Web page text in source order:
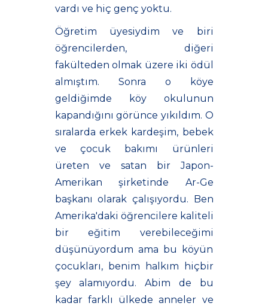
vardı ve hiç genç yoktu.
Öğretim üyesiydim ve biri
öğrencilerden, diğeri
fakülteden olmak üzere iki ödül
almıştım. Sonra o köye
geldiğimde köy okulunun
kapandığını görünce yıkıldım. O
sıralarda erkek kardeşim, bebek
ve çocuk bakımı ürünleri
üreten ve satan bir Japon-
Amerikan şirketinde Ar-Ge
başkanı olarak çalışıyordu. Ben
Amerika'daki öğrencilere kaliteli
bir eğitim verebileceğimi
düşünüyordum ama bu köyün
çocukları, benim halkım hiçbir
şey alamıyordu. Abim de bu
kadar farklı ülkede anneler ve